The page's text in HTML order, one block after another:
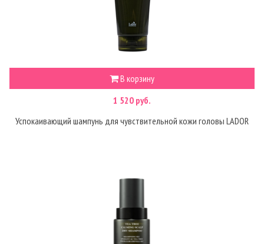
В корзину
1 520 руб.
Успокаивающий шампунь для чувствительной кожи головы LADOR